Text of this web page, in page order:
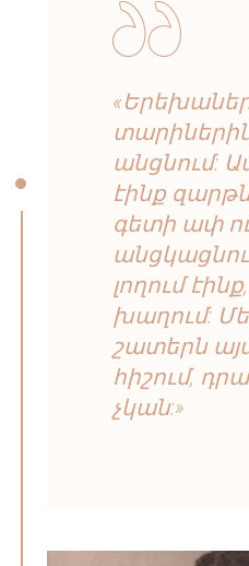
անցնում:
էինք
գետի ափ
լողում
խաղում:
շատերն
հիշում,
չկան:»